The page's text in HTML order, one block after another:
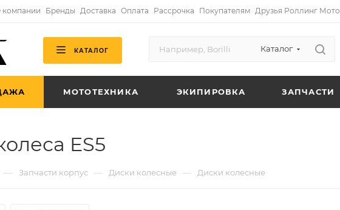
компании Бренды Доставка Оплата Рассрочка Покупателям Друзья Роллинг Мото
КАТАЛОГ Каталог
МОТОТЕХНИКА ЭКИПИРОВКА ЗАПЧАСТИ
ES5
— Запчасти корпус — Диски колесные — Диски колесные